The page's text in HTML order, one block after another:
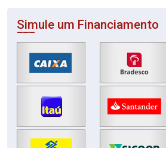
Simule um Financiamento